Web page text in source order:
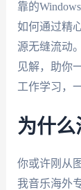
靠的
如何通过精
源无缝流动
见解，助你
工作学习，
为什么
你或许刚从
我音乐海外